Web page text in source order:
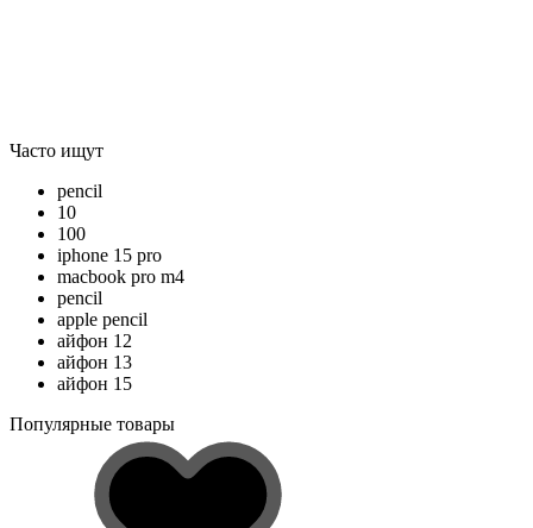
Часто ищут
pencil
10
100
iphone 15 pro
macbook pro m4
pencil
apple pencil
айфон 12
айфон 13
айфон 15
Популярные товары